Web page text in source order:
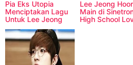
Pia Eks Utopia
Menciptakan Lagu
Untuk Lee Jeong
Lee Jeong
Main di
High School